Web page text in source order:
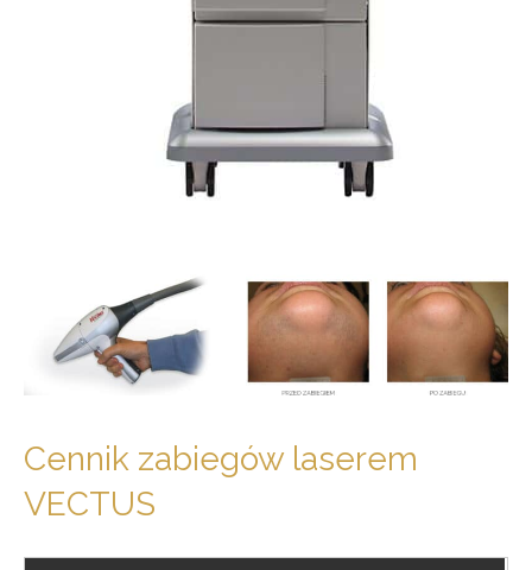
Cennik zabiegów laserem
VECTUS